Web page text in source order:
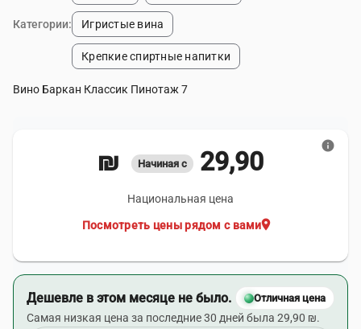
Категории: Игристые вина
Крепкие спиртные напитки
Вино Баркан Классик Пинотаж 7
Начиная с 29,90 ₪
Национальная цена
location_on
Посмотреть цены рядом с вами
info
Дешевле в этом месяце не было. Отличная цена
Самая низкая цена за последние 30 дней была 29,90 ₪.